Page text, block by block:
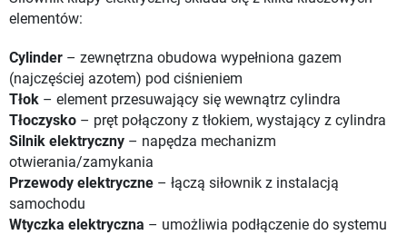
elementów:
Cylinder – zewnętrzna obudowa wypełniona gazem
(najczęściej azotem) pod ciśnieniem
Tłok – element przesuwający się wewnątrz cylindra
Tłoczysko – pręt połączony z tłokiem, wystający z cylindra
Silnik elektryczny – napędza mechanizm
otwierania/zamykania
Przewody elektryczne – łączą siłownik z instalacją
samochodu
Wtyczka elektryczna – umożliwia podłączenie do systemu